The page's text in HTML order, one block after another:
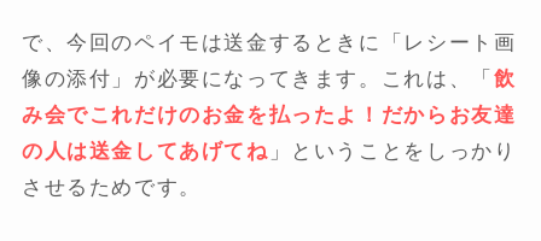
で、今回のペイモは送金するときに「レシート画
像の添付」が必要になってきます。これは、「 飲
み会でこれだけのお金を払ったよ！だからお友達
の人は送金してあげてね 」ということをしっかり
させるためです。